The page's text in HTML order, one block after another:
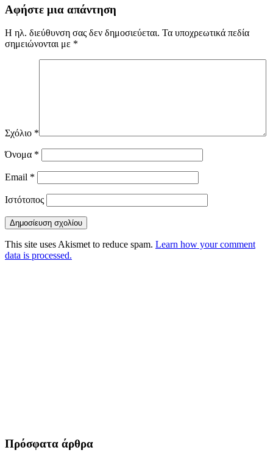
Αφήστε μια απάντηση
Η ηλ. διεύθυνση σας δεν δημοσιεύεται. Τα υποχρεωτικά πεδία
σημειώνονται με *
Σχόλιο *
Όνομα *
Email *
Ιστότοπος
This site uses Akismet to reduce spam. Learn how your comment
data is processed.
Πρόσφατα άρθρα